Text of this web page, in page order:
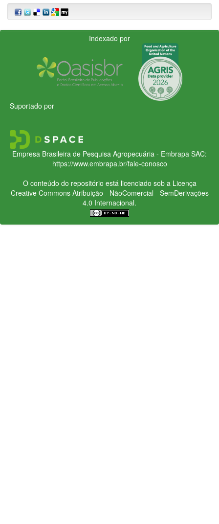
Indexado por
Suportado por
Empresa Brasileira de Pesquisa Agropecuária - Embrapa SAC:
https://www.embrapa.br/fale-conosco
O conteúdo do repositório está licenciado sob a Licença
Creative CommonsAtribuição - NãoComercial - SemDerivações
4.0 Internacional.